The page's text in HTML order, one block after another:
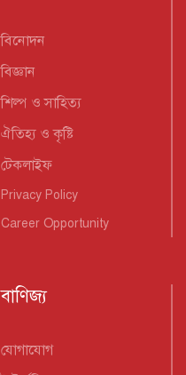
বিনোদন
বিজ্ঞান
শিল্প ও সাহিত্য
ঐতিহ্য ও কৃষ্টি
টেকলাইফ
Privacy Policy
Career Opportunity
বাণিজ্য
যোগাযোগ